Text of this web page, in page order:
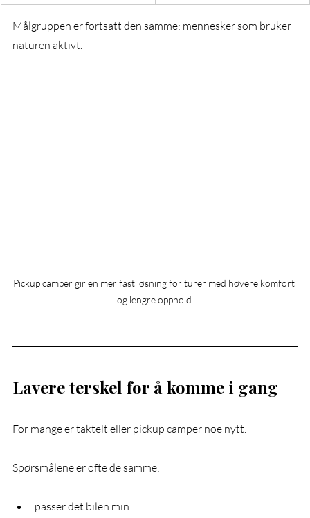
Målgruppen er fortsatt den samme: mennesker som bruker
naturen aktivt.
Pickup camper gir en mer fast løsning for turer med høyere komfort
og lengre opphold.
Lavere terskel for å komme i gang
For mange er taktelt eller pickup camper noe nytt.
Spørsmålene er ofte de samme:
passer det bilen min